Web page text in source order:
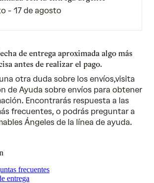
- 17 de agosto
de entrega aproximada algo más
antes de realizar el pago.
otra duda sobre los envíos,visita
de Ayuda sobre envíos para obtener
. Encontrarás respuesta a las
frecuentes, o podrás preguntar a
Ángeles de la línea de ayuda.
frecuentes
entrega